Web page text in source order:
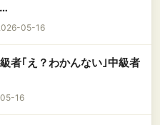
05-16
者｢え？わかんない｣中級者
16